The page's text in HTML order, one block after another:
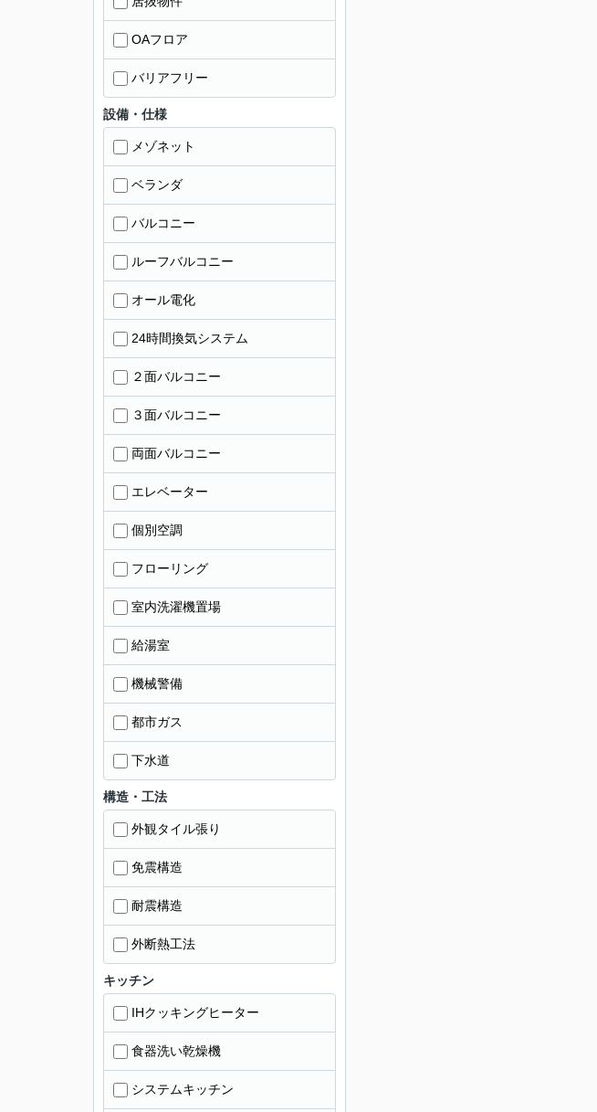
OAフロア
バリアフリー
設備・仕様
メゾネット
ベランダ
バルコニー
ルーフバルコニー
オール電化
24時間換気システム
２面バルコニー
３面バルコニー
両面バルコニー
エレベーター
個別空調
フローリング
室内洗濯機置場
給湯室
機械警備
都市ガス
下水道
構造・工法
外観タイル張り
免震構造
耐震構造
外断熱工法
キッチン
IHクッキングヒーター
食器洗い乾燥機
システムキッチン